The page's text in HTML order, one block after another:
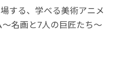
する、学べる美術アニメ
名画と7人の巨匠たち～